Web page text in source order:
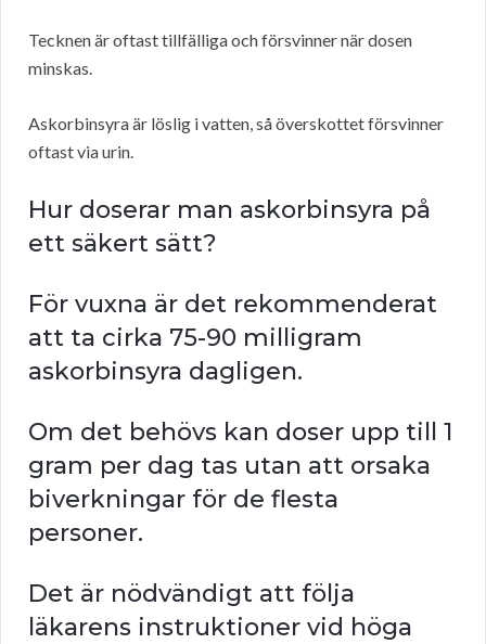
Tecknen är oftast tillfälliga och försvinner när dosen
minskas.
Askorbinsyra är löslig i vatten, så överskottet försvinner
oftast via urin.
Hur doserar man askorbinsyra på
ett säkert sätt?
För vuxna är det rekommenderat
att ta cirka 75-90 milligram
askorbinsyra dagligen.
Om det behövs kan doser upp till 1
gram per dag tas utan att orsaka
biverkningar för de flesta
personer.
Det är nödvändigt att följa
läkarens instruktioner vid höga